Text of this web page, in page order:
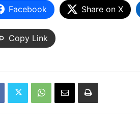
Facebook Share on X
Copy Link